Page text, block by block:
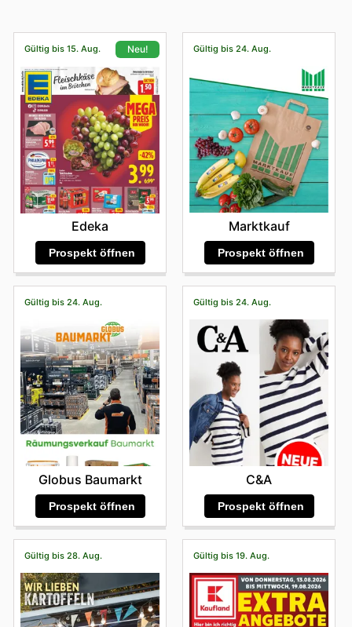
Gültig bis 15. Aug. Neu!
Edeka
Prospekt öffnen
Gültig bis 24. Aug.
Marktkauf
Prospekt öffnen
Gültig bis 24. Aug.
Globus Baumarkt
Prospekt öffnen
Gültig bis 24. Aug.
C&A
Prospekt öffnen
Gültig bis 28. Aug. Gültig bis 19. Aug.